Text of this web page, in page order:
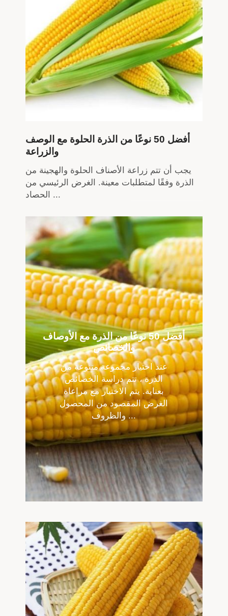
أفضل 50 نوعًا من الذرة الحلوة مع الوصف
والزراعة
يجب أن تتم زراعة الأصناف الحلوة والهجينة من
الذرة وفقًا لمتطلبات معينة. الغرض الرئيسي من
الحصاد ...
أفضل 50 نوعًا من الذرة مع الأوصاف
والخصائص
عند اختيار مجموعة متنوعة من
الذرة ، تتم دراسة الخصائص
بعناية. يتم الاختيار مع مراعاة
الغرض المقصود من المحصول
والظروف ...